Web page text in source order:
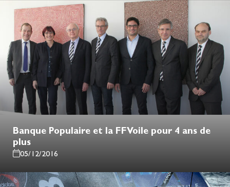
Banque Populaire et la FFVoile pour 4 ans de
plus
05/12/2016